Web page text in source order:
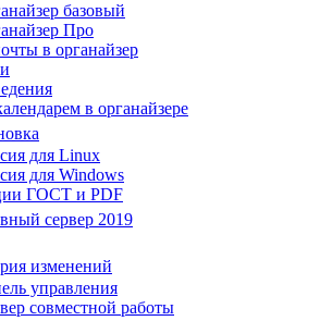
базовый
Про
в органайзер
в органайзере
для Linux
для Windows
ГОСТ и PDF
сервер 2019
изменений
управления
совместной работы